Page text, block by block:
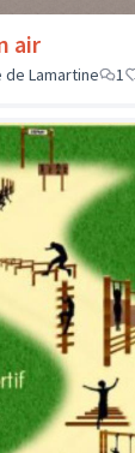
air
de Lamartine
1